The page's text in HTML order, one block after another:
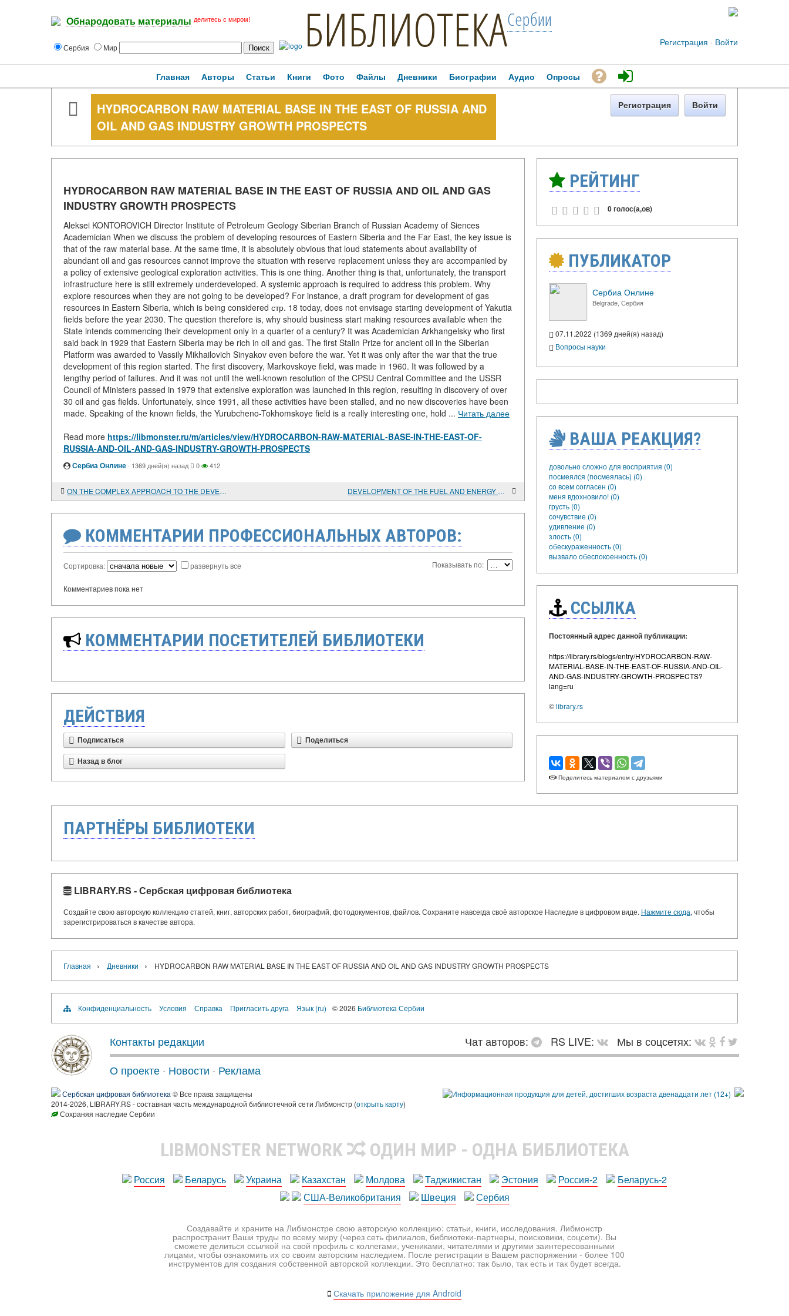
Обнародовать материалы делитесь с миром!
Сербия Мир БИБЛИОТЕКАСербии
Регистрация · Войти
Главная Авторы Статьи Книги Фото Файлы Дневники Биографии Аудио Опросы
HYDROCARBON RAW MATERIAL BASE IN THE EAST OF RUSSIA AND
OIL AND GAS INDUSTRY GROWTH PROSPECTS
Регистрация Войти
HYDROCARBON RAW MATERIAL BASE IN THE EAST OF RUSSIA AND OIL AND GAS
INDUSTRY GROWTH PROSPECTS
Aleksei KONTOROVICH Director Institute of Petroleum Geology Siberian Branch of Russian Academy of Siences
Academician When we discuss the problem of developing resources of Eastern Siberia and the Far East, the key issue is
that of the raw material base. At the same time, it is absolutely obvious that loud statements about availability of
abundant oil and gas resources cannot improve the situation with reserve replacement unless they are accompanied by
a policy of extensive geological exploration activities. This is one thing. Another thing is that, unfortunately, the transport
infrastructure here is still extremely underdeveloped. A systemic approach is required to address this problem. Why
explore resources when they are not going to be developed? For instance, a draft program for development of gas
resources in Eastern Siberia, which is being considered стр. 18 today, does not envisage starting development of Yakutia
fields before the year 2030. The question therefore is, why should business start making resources available when the
State intends commencing their development only in a quarter of a century? It was Academician Arkhangelsky who first
said back in 1929 that Eastern Siberia may be rich in oil and gas. The first Stalin Prize for ancient oil in the Siberian
Platform was awarded to Vassily Mikhailovich Sinyakov even before the war. Yet it was only after the war that the true
development of this region started. The first discovery, Markovskoye field, was made in 1960. It was followed by a
lengthy period of failures. And it was not until the well-known resolution of the CPSU Central Committee and the USSR
Council of Ministers passed in 1979 that extensive exploration was launched in this region, resulting in discovery of over
30 oil and gas fields. Unfortunately, since 1991, all these activities have been stalled, and no new discoveries have been
made. Speaking of the known fields, the Yurubcheno-Tokhomskoye field is a really interesting one, hold ... Читать далее
Read more https://libmonster.ru/m/articles/view/HYDROCARBON-RAW-MATERIAL-BASE-IN-THE-EAST-OF-
RUSSIA-AND-OIL-AND-GAS-INDUSTRY-GROWTH-PROSPECTS
Сербиа Онлине · 1369 дней(я) назад 0 412
ON THE COMPLEX APPROACH TO THE DEVELOPMENT OF THE EASTERN SIBERIA DEVELOPMENT OF THE FUEL AND ENERGY COMPLEX INFRASTRUCTURE IN THE TRANS-URAL REGION
КОММЕНТАРИИ ПРОФЕССИОНАЛЬНЫХ АВТОРОВ:
Сортировка: развернуть все Показывать по:
Комментариев пока нет
КОММЕНТАРИИ ПОСЕТИТЕЛЕЙ БИБЛИОТЕКИ
ДЕЙСТВИЯ
Подписаться Поделиться
Назад в блог
РЕЙТИНГ
0 голос(а,ов)
ПУБЛИКАТОР
Сербиа Онлине
Belgrade, Сербия
07.11.2022 (1369 дней(я) назад)
Вопросы науки
ВАША РЕАКЦИЯ?
довольно сложно для восприятия (0)
посмеялся (посмеялась) (0)
со всем согласен (0)
меня вдохновило! (0)
грусть (0)
сочувствие (0)
удивление (0)
злость (0)
обескураженность (0)
вызвало обеспокоенность (0)
ССЫЛКА
Постоянный адрес данной публикации:
https://library.rs/blogs/entry/HYDROCARBON-RAW-
MATERIAL-BASE-IN-THE-EAST-OF-RUSSIA-AND-OIL-
AND-GAS-INDUSTRY-GROWTH-PROSPECTS?
lang=ru
©library.rs
Поделитесь материалом с друзьями
ПАРТНЁРЫ БИБЛИОТЕКИ
LIBRARY.RS - Сербская цифровая библиотека
Создайте свою авторскую коллекцию статей, книг, авторских работ, биографий, фотодокументов, файлов. Сохраните навсегда своё авторское Наследие в цифровом виде. Нажмите сюда, чтобы
зарегистрироваться в качестве автора.
Главная › Дневники › HYDROCARBON RAW MATERIAL BASE IN THE EAST OF RUSSIA AND OIL AND GAS INDUSTRY GROWTH PROSPECTS
Конфиденциальность Условия Справка Пригласить друга Язык (ru) © 2026 Библиотека Сербии
Контакты редакции Чат авторов: RS LIVE:
Мы в соцсетях:
О проекте · Новости · Реклама
Сербская цифровая библиотека © Все права защищены
2014-2026, LIBRARY.RS - составная часть международной библиотечной сети Либмонстр (открыть карту)
Сохраняя наследие Сербии
LIBMONSTER NETWORK ОДИН МИР - ОДНА БИБЛИОТЕКА
Россия Беларусь Украина Казахстан Молдова Таджикистан Эстония Россия-2
Беларусь-2
США-Великобритания
Швеция Сербия
Создавайте и храните на Либмонстре свою авторскую коллекцию: статьи, книги, исследования. Либмонстр
распространит Ваши труды по всему миру (через сеть филиалов, библиотеки-партнеры, поисковики, соцсети). Вы
сможете делиться ссылкой на свой профиль с коллегами, учениками, читателями и другими заинтересованными
лицами, чтобы ознакомить их со своим авторским наследием. После регистрации в Вашем распоряжении - более 100
инструментов для создания собственной авторской коллекции. Это бесплатно: так было, так есть и так будет всегда.
Скачать приложение для Android